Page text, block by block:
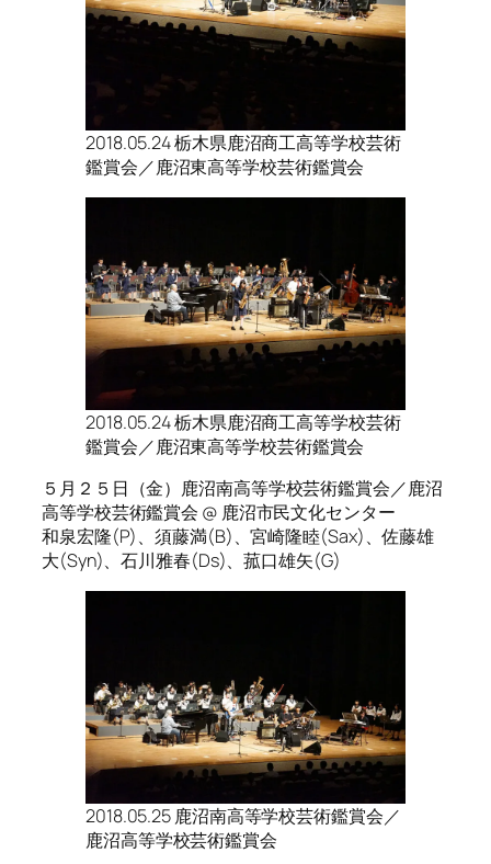
2018.05.24 栃木県鹿沼商工高等学校芸術
鑑賞会／鹿沼東高等学校芸術鑑賞会
2018.05.24 栃木県鹿沼商工高等学校芸術
鑑賞会／鹿沼東高等学校芸術鑑賞会
５月２５日（金）鹿沼南高等学校芸術鑑賞会／鹿沼
高等学校芸術鑑賞会 @ 鹿沼市民文化センター
和泉宏隆(P)、須藤満(B)、宮崎隆睦(Sax)、佐藤雄
大(Syn)、石川雅春(Ds)、菰口雄矢(G)
2018.05.25 鹿沼南高等学校芸術鑑賞会／
鹿沼高等学校芸術鑑賞会